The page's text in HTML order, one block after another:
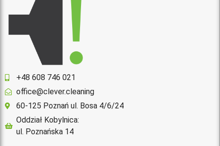
+48 608 746 021
office@clever.cleaning
60-125 Poznań ul. Bosa 4/6/24
Oddział Kobylnica:
ul. Poznańska 14